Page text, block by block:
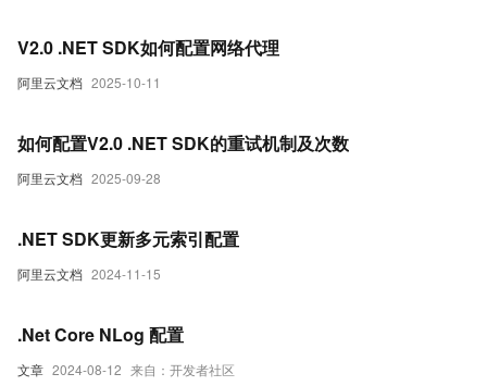
阿里云文档 2025-10-11
V2.0 .NET SDK如何配置网络代理
阿里云文档 2025-09-28
如何配置V2.0 .NET SDK的重试机制及次数
阿里云文档 2024-11-15
.NET SDK更新多元索引配置
文章 2024-08-12 来自：开发者社区
.Net Core NLog 配置